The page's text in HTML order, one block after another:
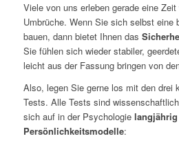
Viele von uns erleben gerade eine
Umbrüche. Wenn Sie sich selbst eine
bauen, dann bietet Ihnen das
Sie fühlen sich wieder stabiler,
leicht aus der Fassung bringen von
Also, legen Sie gerne los mit den drei
Tests. Alle Tests sind
sich auf in der Psychologie
Persönlichkeitsmodelle: